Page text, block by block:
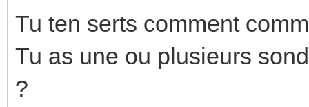
Tu ten serts comment
Tu as une ou plusieurs
?